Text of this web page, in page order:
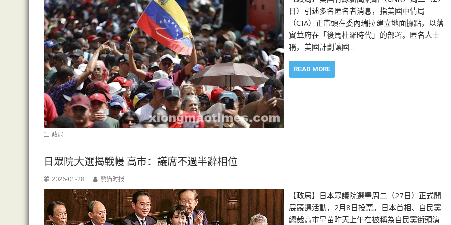
日）引述多名匿名者消息，指美國中情局
（CIA）正帶頭在委內瑞拉建立地面據點，以落
實華府在「後馬杜羅時代」的部署。匿名人士
稱，美國計劃讓國…
READ MORE
政局
日眾院大選揭戰幔 高市：議席不過半辭相位
2026-01-28 熊猫时报
【政局】日本眾議院選舉周二（27日）正式開
展競選活動，2月8日投票。日本首相、自民黨
總裁高市早苗昨天上午在被稱為自民黨街頭演